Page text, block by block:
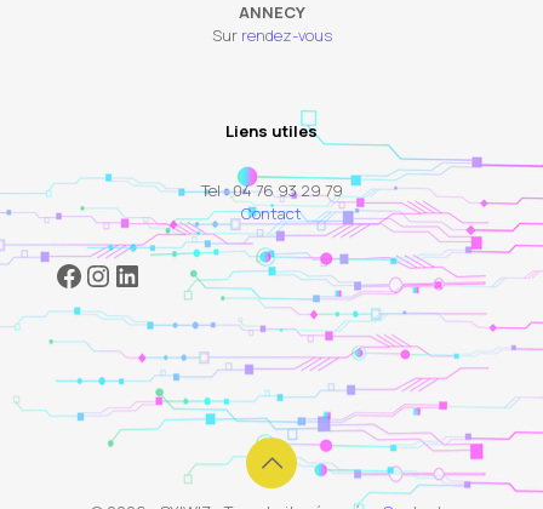
ANNECY
Sur rendez-vous
Liens utiles
Tel : 04 76 93 29 79
Contact
Facebook
Instagram
LinkedIn